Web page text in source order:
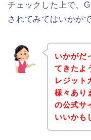
チェックした上で、
されてみてはいかが
いかがだ
てきたよ
レジット
様々あり
の公式サ
いいかも